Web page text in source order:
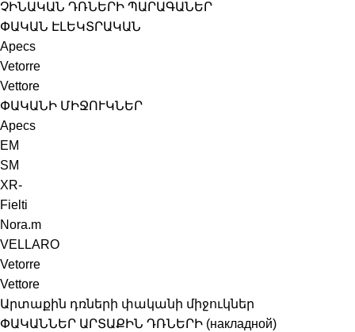
ՉԻՆԱԿԱՆ ԴՌՆԵՐԻ ՊԱՐԱԳԱՆԵՐ
ՓԱԿԱՆ ԷԼԵԿՏՐԱԿԱՆ
Apecs
Vetorre
Vettore
ՓԱԿԱՆԻ ՄԻՋՈՒԿՆԵՐ
Apecs
EM
SM
XR-
Fielti
Nora.m
VELLARO
Vetorre
Vettore
Արտաքին դռների փականի միջուկներ
ՓԱԿԱՆՆԵՐ ԱՐՏԱՔԻՆ ԴՌՆԵՐԻ (накладной)